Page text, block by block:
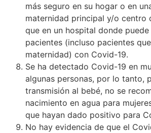
más seguro en su hogar o en
maternidad principal y/o centro
que en un hospital donde
pacientes (incluso pacientes
maternidad) con Covid-19.
Se ha detectado Covid-19 en
algunas personas, por lo tanto,
transmisión al bebé, no se
nacimiento en agua para
que hayan dado positivo para
No hay evidencia de que el